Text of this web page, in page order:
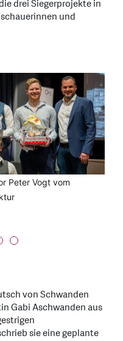
drei Siegerprojekte in
und
des
zusammen mit den
Peter Vogt vom
bei der
Plattenau in
von Schwanden
Gabi Aschwanden aus
sie eine geplante